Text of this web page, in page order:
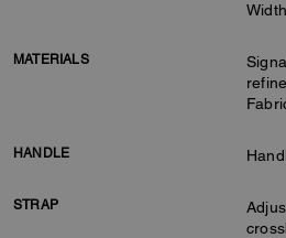
MATERIALS
HANDLE
STRAP